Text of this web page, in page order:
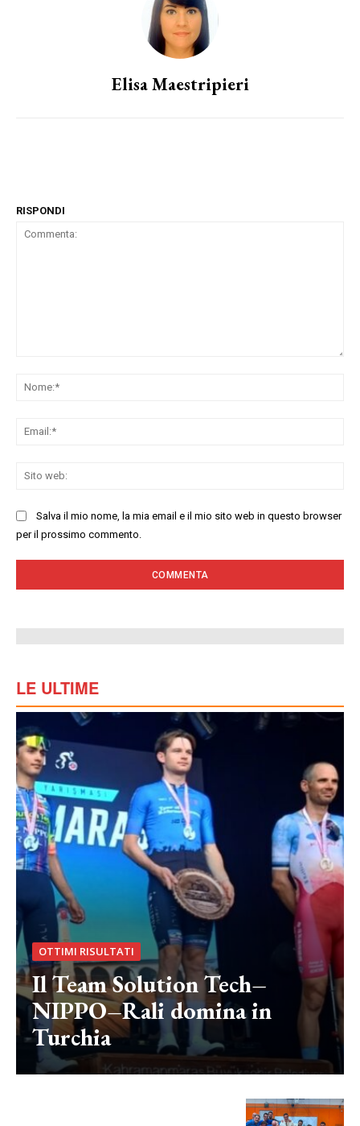
Elisa Maestripieri
RISPONDI
Salva il mio nome, la mia email e il mio sito web in questo browser
per il prossimo commento.
LE ULTIME
OTTIMI RISULTATI
Il Team Solution Tech–
NIPPO–Rali domina in
Turchia